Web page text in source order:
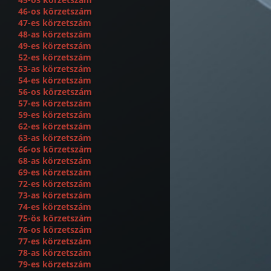
46-os körzetszám
47-es körzetszám
48-as körzetszám
49-es körzetszám
52-es körzetszám
53-as körzetszám
54-es körzetszám
56-os körzetszám
57-es körzetszám
59-es körzetszám
62-es körzetszám
63-as körzetszám
66-os körzetszám
68-as körzetszám
69-es körzetszám
72-es körzetszám
73-as körzetszám
74-es körzetszám
75-ös körzetszám
76-os körzetszám
77-es körzetszám
78-as körzetszám
79-es körzetszám